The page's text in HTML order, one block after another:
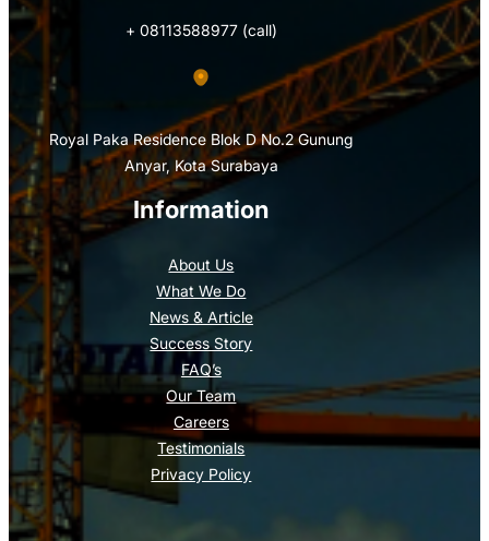
Information
About Us
What We Do
News & Article
Success Story
FAQ’s
Our Team
Careers
Testimonials
Privacy Policy
+ 08113588977 (call)
Royal Paka Residence Blok D No.2 Gunung
Anyar, Kota Surabaya